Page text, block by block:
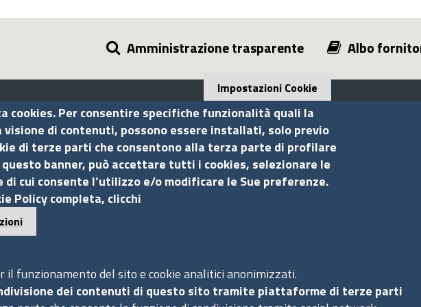
Amministrazione trasparente Albo
Roma
Seguici su
Impostazioni Cookie
cookies. Per consentire specifiche funzionalità quali la
visione di contenuti, possono essere installati, solo previo
di terze parti che consentono alla terza parte di profilare
banner, può accettare tutti i cookies, selezionare le
di cui consente l’utilizzo e/o modificare le Sue preferenze.
Policy completa, clicchi
il funzionamento del sito e cookie analitici anonimizzati.
dei contenuti di questo sito tramite piattaforme di terze parti